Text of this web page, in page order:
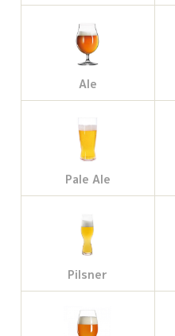
Ale
Pale Ale
Pilsner